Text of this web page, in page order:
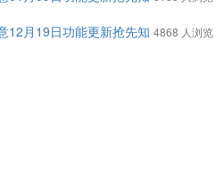
12月19日功能更新抢先知 4868 人浏览